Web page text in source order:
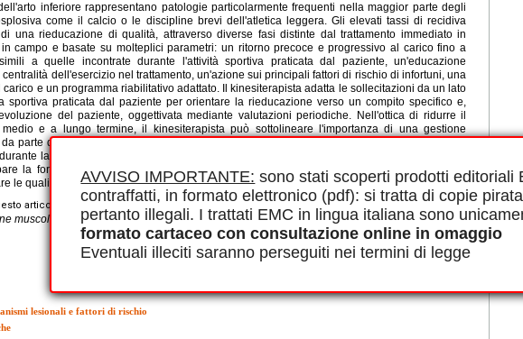
AVVISO IMPORTANTE: sono stati scoperti prodotti editoriali
contraffatti, in formato elettronico (pdf): si tratta di copie
pertanto illegali. I trattati EMC in lingua italiana sono
formato cartaceo con consultazione online in omaggio
Eventuali illeciti saranno perseguiti nei termini di legge
inferiore rappresentano patologie particolarmente frequenti nella maggior parte degli
come il calcio o le discipline brevi dell'atletica leggera. Gli elevati tassi di recidiva
una rieducazione di qualità, attraverso diverse fasi distinte dal trattamento immediato in
campo e basate su molteplici parametri: un ritorno precoce e progressivo al carico fino a
a quelle incontrate durante l'attività sportiva praticata dal paziente, un'educazione
dell'esercizio nel trattamento, un'azione sui principali fattori di rischio di infortuni, una
e un programma riabilitativo adattato. Il kinesiterapista adatta le sollecitazioni da un lato
sportiva praticata dal paziente per orientare la rieducazione verso un compito specifico e,
del paziente, oggettivata mediante valutazioni periodiche. Nell'ottica di ridurre il
e a lungo termine, il kinesiterapista può sottolineare l'importanza di una gestione
parte del paziente sensibilizzandolo su cinque parametri essenziali: mantenere le qualità
la rieducazione, gestire in modo equilibrato il carico di lavoro, lavorare sulla stabilità
la forma fisica attraverso situazioni o contesti in cui i muscoli sono sollecitati in modo
le qualità del gesto.
articolo è disponibile in PDF.
muscolare, Rieducazione, Riatletizzazione, Ritorno al carico, Progressività, Gestione del
lesionali e fattori di rischio